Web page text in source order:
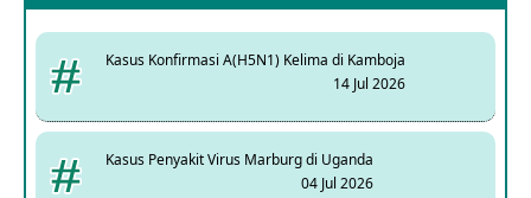
Kasus Konfirmasi A(H5N1) Kelima di Kamboja
14 Jul 2026
Kasus Penyakit Virus Marburg di Uganda
04 Jul 2026